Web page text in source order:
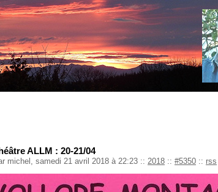
ALLM : 20-21/04
michel, samedi 21 avril 2018 à 22:23 :: 2018 :: #5350 :: rss